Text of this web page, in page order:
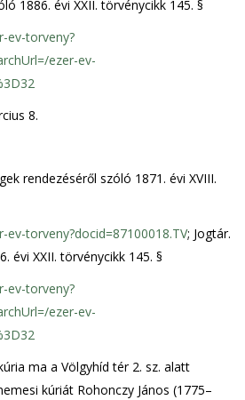
1886. évi XXII. törvénycikk 145. §
ev-torveny?
ezer-ev-
8.
rendezéséről szóló 1871. évi XVIII.
torveny?docid=87100018.TV; Jogtár.
évi XXII. törvénycikk 145. §
ev-torveny?
ezer-ev-
ma a Völgyhíd tér 2. sz. alatt
kúriát Rohonczy János (1775–